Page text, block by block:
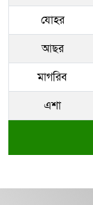
যোহর
আছর
মাগরিব
এশা